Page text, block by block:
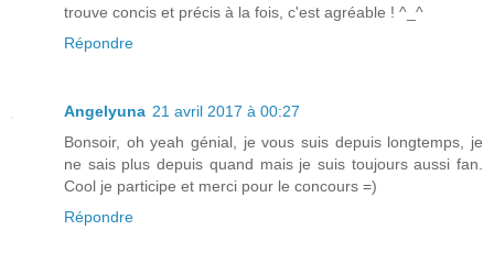
trouve concis et précis à la fois, c'est agréable ! ^_^
Répondre
Angelyuna 21 avril 2017 à 00:27
Bonsoir, oh yeah génial, je vous suis depuis longtemps, je
ne sais plus depuis quand mais je suis toujours aussi fan.
Cool je participe et merci pour le concours =)
Répondre